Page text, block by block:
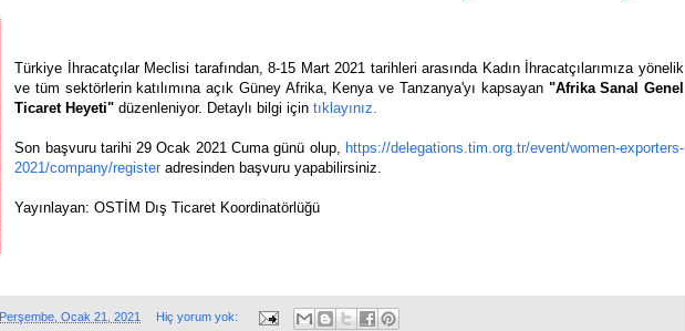
Türkiye İhracatçılar Meclisi tarafından, 8-15 Mart 2021 tarihleri arasında Kadın İhracatçılarımıza yönelik
ve tüm sektörlerin katılımına açık Güney Afrika, Kenya ve Tanzanya'yı kapsayan "Afrika Sanal Genel
Ticaret Heyeti"düzenleniyor. Detaylı bilgi içintıklayınız.
Son başvuru tarihi 29 Ocak 2021 Cuma günü olup, https://delegations.tim.org.tr/event/women-exporters-
2021/company/registeradresinden başvuru yapabilirsiniz.
Yayınlayan: OSTİM Dış Ticaret Koordinatörlüğü
Perşembe, Ocak 21, 2021 Hiç yorum yok: